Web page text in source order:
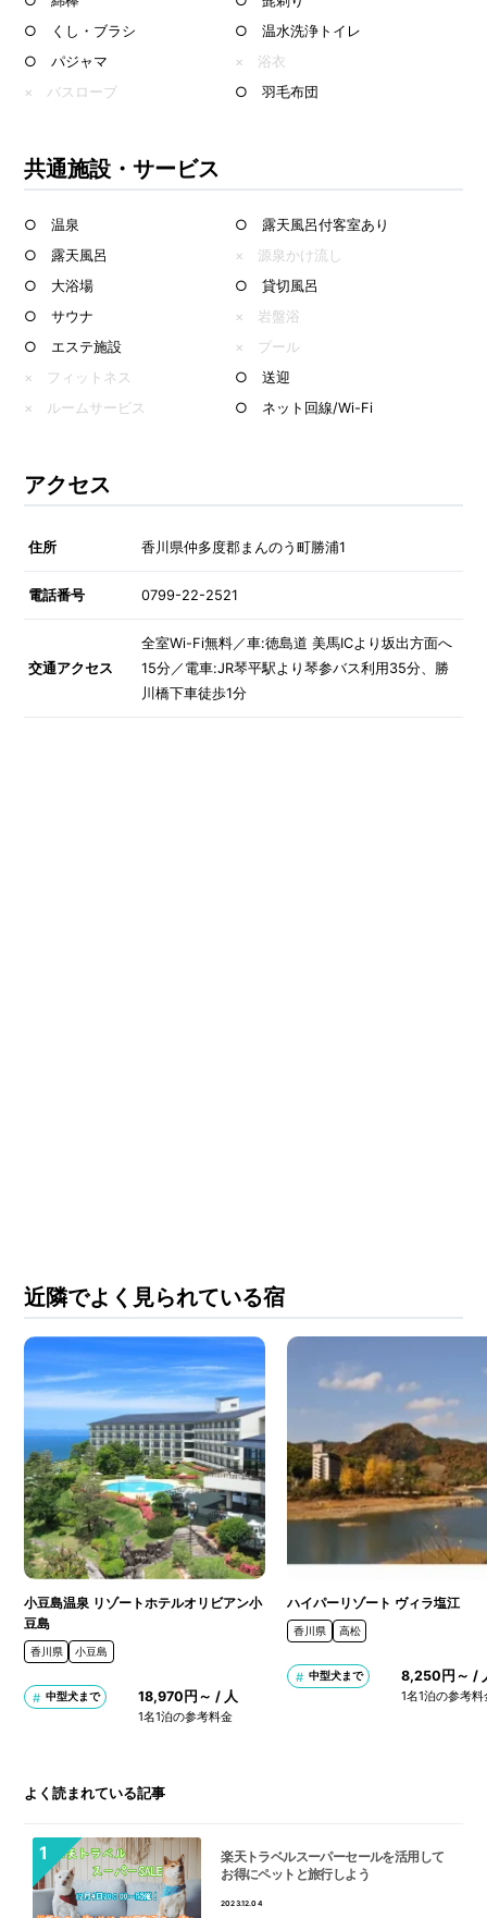
○ くし・ブラシ
○ 温水洗浄トイレ
○ パジャマ
× 浴衣
× バスローブ
○ 羽毛布団
共通施設・サービス
○ 温泉
○ 露天風呂付客室あり
○ 露天風呂
× 源泉かけ流し
○ 大浴場
○ 貸切風呂
○ サウナ
× 岩盤浴
○ エステ施設
× プール
× フィットネス
○ 送迎
× ルームサービス
○ ネット回線/Wi-Fi
アクセス
住所 香川県仲多度郡まんのう町勝浦1
電話番号 0799-22-2521
交通アクセス
全室Wi-Fi無料／車:徳島道 美馬ICより坂出方面へ
15分／電車:JR琴平駅より琴参バス利用35分、勝
川橋下車徒歩1分
近隣でよく見られている宿
小豆島温泉 リゾートホテルオリビアン小
豆島
香川県 小豆島
中型犬まで 18,970円～ / 人
1名1泊の参考料金
ハイパーリゾート ヴィラ塩江
香川県 高松
中型犬まで 8,250円～ /
1名1泊の参考料
よく読まれている記事
楽天トラベルスーパーセールを活用して
お得にペットと旅行しよう
2023.12.04